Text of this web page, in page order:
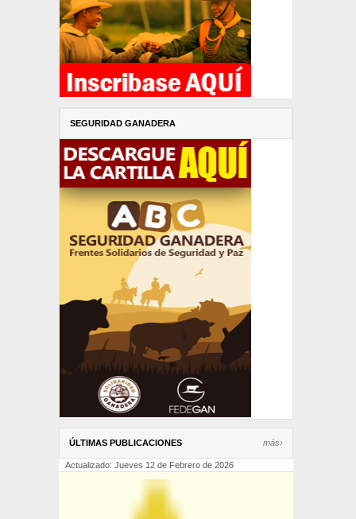
SEGURIDAD GANADERA
ÚLTIMAS PUBLICACIONES más›
Actualizado: Jueves 12 de Febrero de 2026